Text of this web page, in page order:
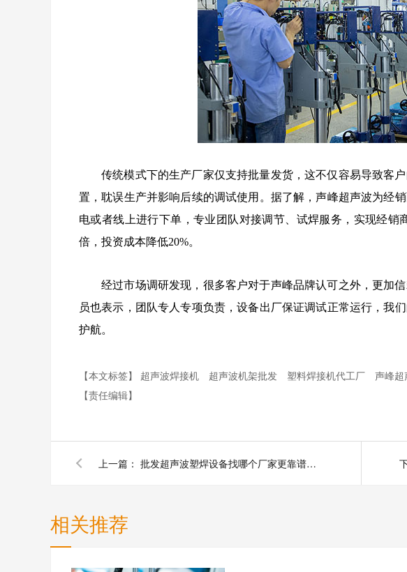
传统模式下的生产厂家仅支持批量发货，这不仅容易导致客
置，耽误生产并影响后续的调试使用。据了解，声峰超声波为经
电或者线上进行下单，专业团队对接调节、试焊服务，实现经销
倍，投资成本降低20%。
经过市场调研发现，很多客户对于声峰品牌认可之外，更加
员也表示，团队专人专项负责，设备出厂保证调试正常运行，我
护航。
【本文标签】 超声波焊接机 超声波机架批发 塑料焊接机代工厂 声峰超
【责任编辑】
上一篇： 批发超声波塑焊设备找哪个厂家更靠谱？走访厂商声峰超声波探究竟
相关推荐